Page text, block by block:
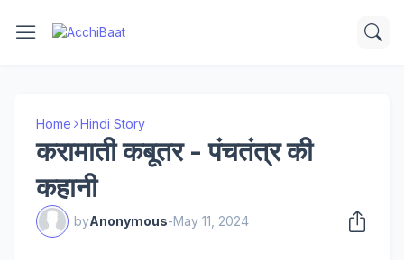
Home Hindi Story
करामाती कबूतर - पंचतंत्र की
कहानी
byAnonymous-May 11, 2024